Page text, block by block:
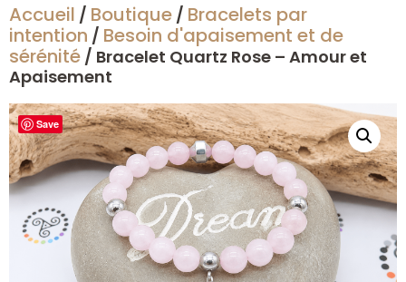
Accueil / Boutique / Bracelets par
intention / Besoin d'apaisement et de
sérénité / Bracelet Quartz Rose – Amour et
Apaisement
Save